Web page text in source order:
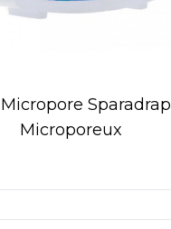
Sparadrap
Microporeux